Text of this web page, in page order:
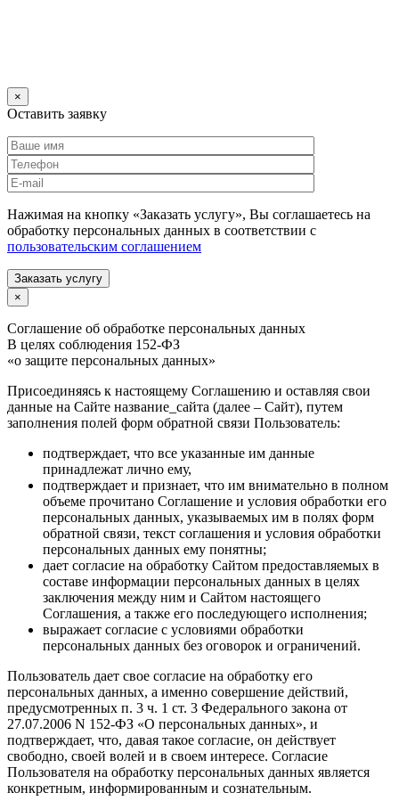
×
Оставить заявку
Нажимая на кнопку «Заказать услугу», Вы соглашаетесь на
обработку персональных данных в соответствии с
пользовательским соглашением
Заказать услугу
×
Соглашение об обработке персональных данных
В целях соблюдения 152-ФЗ
«о защите персональных данных»
Присоединяясь к настоящему Соглашению и оставляя свои
данные на Сайте название_сайта (далее – Сайт), путем
заполнения полей форм обратной связи Пользователь:
подтверждает, что все указанные им данные
принадлежат лично ему,
подтверждает и признает, что им внимательно в полном
объеме прочитано Соглашение и условия обработки его
персональных данных, указываемых им в полях форм
обратной связи, текст соглашения и условия обработки
персональных данных ему понятны;
дает согласие на обработку Сайтом предоставляемых в
составе информации персональных данных в целях
заключения между ним и Сайтом настоящего
Соглашения, а также его последующего исполнения;
выражает согласие с условиями обработки
персональных данных без оговорок и ограничений.
Пользователь дает свое согласие на обработку его
персональных данных, а именно совершение действий,
предусмотренных п. 3 ч. 1 ст. 3 Федерального закона от
27.07.2006 N 152-ФЗ «О персональных данных», и
подтверждает, что, давая такое согласие, он действует
свободно, своей волей и в своем интересе. Согласие
Пользователя на обработку персональных данных является
конкретным, информированным и сознательным.